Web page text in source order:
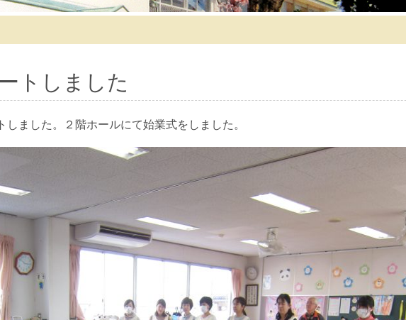
トしました
ました。２階ホールにて始業式をしました。